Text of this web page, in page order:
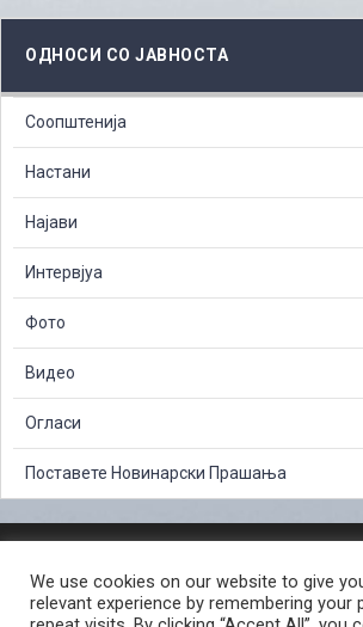
ОДНОСИ СО ЈАВНОСТА
Соопштенија
Настани
Најави
Интервјуа
Фото
Видео
Огласи
Поставете Новинарски Прашања
СЛОБОДЕН ПРИСТАП ДО ИНФОРМАЦИИ ОД
ПОСТАПКА ЗА ПРИЈАВА НА КРИВИЧНО ДЕЛО
We use cookies on our website to give
relevant experience by remembering your